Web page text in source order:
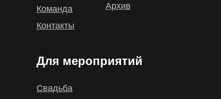
Контакты
Архив
Для мероприятий
Свадьба
Команда